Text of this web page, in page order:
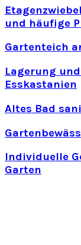
und häufige
Gartenteich
Lagerung
Esskastanien
Altes Bad
Individuelle
Garten